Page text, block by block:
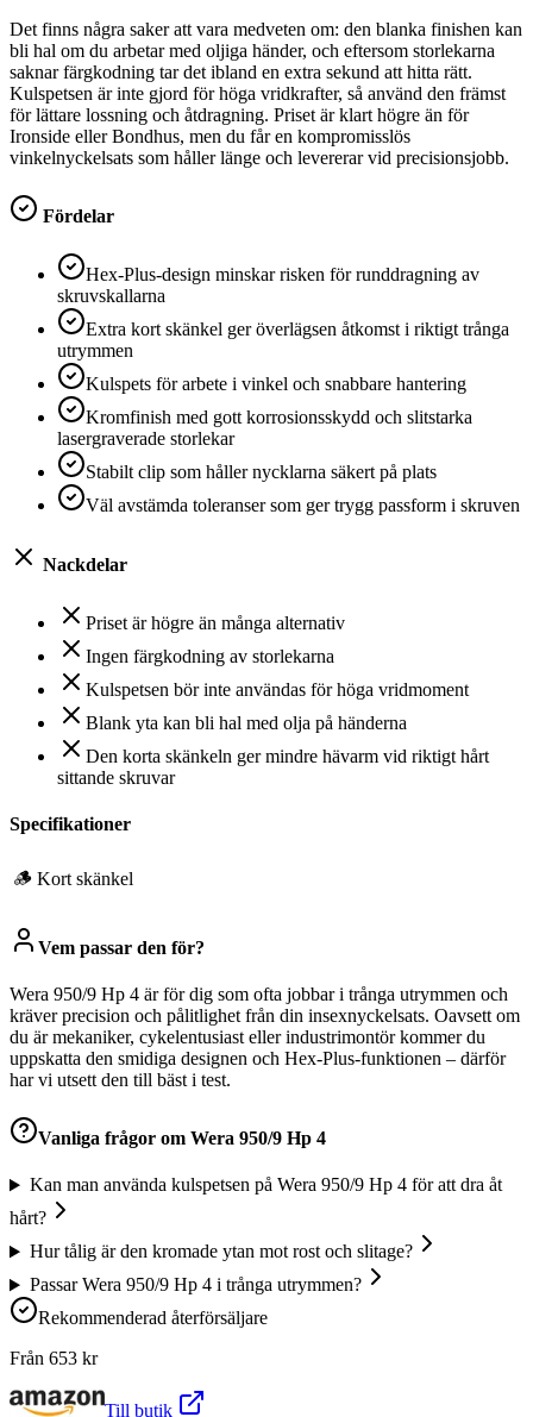
Det finns några saker att vara medveten om: den blanka finishen kan
bli hal om du arbetar med oljiga händer, och eftersom storlekarna
saknar färgkodning tar det ibland en extra sekund att hitta rätt.
Kulspetsen är inte gjord för höga vridkrafter, så använd den främst
för lättare lossning och åtdragning. Priset är klart högre än för
Ironside eller Bondhus, men du får en kompromisslös
vinkelnyckelsats som håller länge och levererar vid precisionsjobb.
Fördelar
Hex-Plus-design minskar risken för runddragning av
skruvskallarna
Extra kort skänkel ger överlägsen åtkomst i riktigt trånga
utrymmen
Kulspets för arbete i vinkel och snabbare hantering
Kromfinish med gott korrosionsskydd och slitstarka
lasergraverade storlekar
Stabilt clip som håller nycklarna säkert på plats
Väl avstämda toleranser som ger trygg passform i skruven
Nackdelar
Priset är högre än många alternativ
Ingen färgkodning av storlekarna
Kulspetsen bör inte användas för höga vridmoment
Blank yta kan bli hal med olja på händerna
Den korta skänkeln ger mindre hävarm vid riktigt hårt
sittande skruvar
Specifikationer
🪵 Kort skänkel
Vem passar den för?
Wera 950/9 Hp 4 är för dig som ofta jobbar i trånga utrymmen och
kräver precision och pålitlighet från din insexnyckelsats. Oavsett om
du är mekaniker, cykelentusiast eller industrimontör kommer du
uppskatta den smidiga designen och Hex-Plus-funktionen – därför
har vi utsett den till bäst i test.
Vanliga frågor om Wera 950/9 Hp 4
Kan man använda kulspetsen på Wera 950/9 Hp 4 för att dra åt
hårt?
Hur tålig är den kromade ytan mot rost och slitage?
Passar Wera 950/9 Hp 4 i trånga utrymmen?
Rekommenderad återförsäljare
Från 653 kr
Till butik